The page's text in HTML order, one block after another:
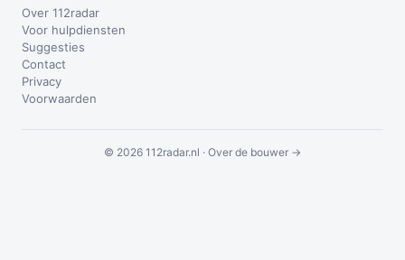
Over 112radar
Voor hulpdiensten
Suggesties
Contact
Privacy
Voorwaarden
© 2026 112radar.nl · Over de bouwer →